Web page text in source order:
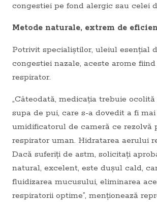
congestiei pe fond alergic sau celei
Metode naturale, extrem de
Potrivit specialiştilor, uleiul esenţial
congestiei nazale, aceste arome
respirator.
„Câteodată, medicaţia trebuie
supa de pui, care s-a dovedit a fi
umidificatorul de cameră ce
respirator uman. Hidratarea aerului
Dacă suferiţi de astm, solicitaţi
natural, excelent, este duşul cald,
fluidizarea mucusului, eliminarea
respiratorii optime”, menţionează